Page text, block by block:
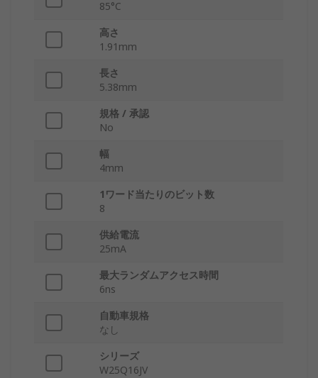
85°C
高さ
1.91mm
長さ
5.38mm
規格 / 承認
No
幅
4mm
1ワード当たりのビット数
8
供給電流
25mA
最大ランダムアクセス時間
6ns
自動車規格
なし
シリーズ
W25Q16JV